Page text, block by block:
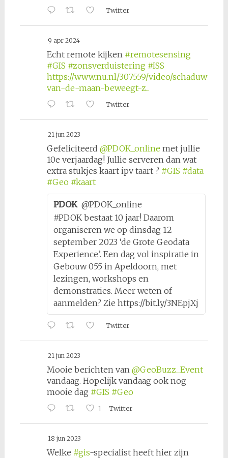
Twitter
9 apr 2024
Echt remote kijken #remotesensing
#GIS #zonsverduistering #ISS
https://www.nu.nl/307559/video/schaduw-
van-de-maan-beweegt-z...
Twitter
21 jun 2023
Gefeliciteerd @PDOK_online met jullie
10e verjaardag! Jullie serveren dan wat
extra stukjes kaart ipv taart ? #GIS #data
#Geo #kaart
PDOK @PDOK_online
#PDOK bestaat 10 jaar! Daarom
organiseren we op dinsdag 12
september 2023 ‘de Grote Geodata
Experience’. Een dag vol inspiratie in
Gebouw 055 in Apeldoorn, met
lezingen, workshops en
demonstraties. Meer weten of
aanmelden? Zie https://bit.ly/3NEpjXj
Twitter
21 jun 2023
Mooie berichten van @GeoBuzz_Event
vandaag. Hopelijk vandaag ook nog
mooie dag #GIS #Geo
1 Twitter
18 jun 2023
Welke #gis-specialist heeft hier zijn